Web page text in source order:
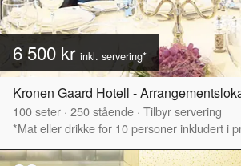
6 500 kr inkl. servering*
Kronen Gaard Hotell -
100seter · 250stående · Tilbyr servering
*Mat eller drikke for 10 personer inkludert i